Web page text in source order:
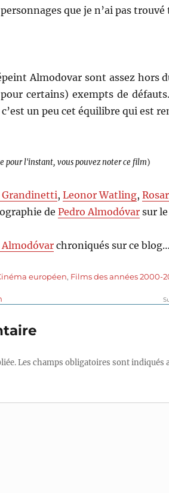
personnages que je n’ai pas
Almodovar sont assez hors
certains) exempts de
un peu cet équilibre qui est
pour l'instant, vous pouvez noter ce film)
Grandinetti,Leonor Watling,
dePedro Almodóvar sur
Almodóvarchroniqués sur ce blog…
européen, Films des années 2000-
Les champs obligatoires sont indiqués